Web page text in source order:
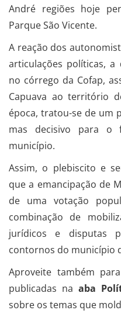
André regiões hoje
Parque São Vicente.
A reação dos
articulações políticas, a
no córrego da Cofap,
Capuava ao território
época, tratou-se de um
mas decisivo para o
município.
Assim, o plebiscito e
que a emancipação de
de uma votação
combinação de
jurídicos e disputas
contornos do município
Aproveite também
publicadas naaba
sobre os temas que